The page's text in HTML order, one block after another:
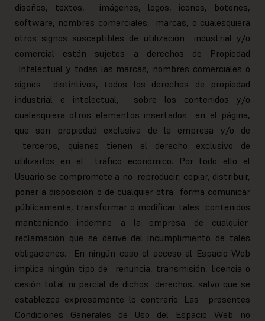
diseños, textos, imágenes, logos, iconos, botones,
software, nombres comerciales, marcas, o cualesquiera
otros signos susceptibles de utilización industrial y/o
comercial están sujetos a derechos de Propiedad
Intelectual y todas las marcas, nombres comerciales o
signos distintivos, todos los derechos de propiedad
industrial e intelectual, sobre los contenidos y/o
cualesquiera otros elementos insertados en el página,
que son propiedad exclusiva de la empresa y/o de
terceros, quienes tienen el derecho exclusivo de
utilizarlos en el tráfico económico. Por todo ello el
Usuario se compromete a no reproducir, copiar, distribuir,
poner a disposición o de cualquier otra forma comunicar
públicamente, transformar o modificar tales contenidos
manteniendo indemne a la empresa de cualquier
reclamación que se derive del incumplimiento de tales
obligaciones. En ningún caso el acceso al Espacio Web
implica ningún tipo de renuncia, transmisión, licencia o
cesión total ni parcial de dichos derechos, salvo que se
establezca expresamente lo contrario. Las presentes
Condiciones Generales de Uso del Espacio Web no